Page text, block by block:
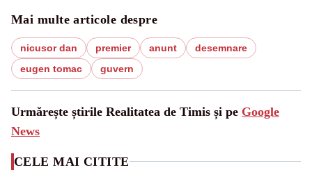
Mai multe articole despre
nicusor dan premier anunt
desemnare
eugen tomac
guvern
Urmărește știrile Realitatea de Timis și pe Google
News
CELE MAI CITITE